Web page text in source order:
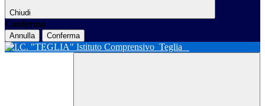
Chiudi
Conferma
Annulla Conferma
Istituto Comprensivo Teglia